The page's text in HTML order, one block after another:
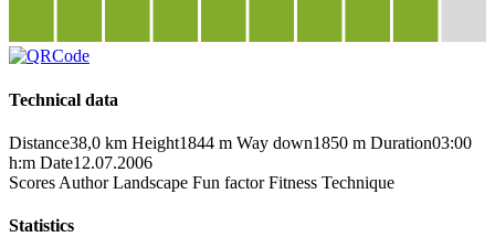
Technical data
Distance38,0 km Height1844 m Way down1850 m Duration03:00
h:m Date12.07.2006
Scores Author Landscape Fun factor Fitness Technique
Statistics